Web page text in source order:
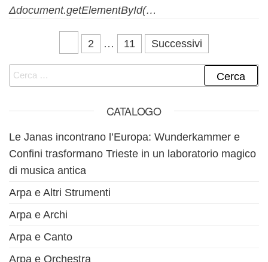
Δdocument.getElementById(…
Navigazione articoli
2 … 11 Successivi
Ricerca per:
CATALOGO
Le Janas incontrano l’Europa: Wunderkammer e
Confini trasformano Trieste in un laboratorio magico
di musica antica
Arpa e Altri Strumenti
Arpa e Archi
Arpa e Canto
Arpa e Orchestra